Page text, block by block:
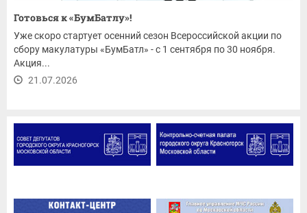
Готовься к «БумБатлу»!
Уже скоро стартует осенний сезон Всероссийской акции по
сбору макулатуры «БумБатл» - с 1 сентября по 30 ноября.
Акция...
21.07.2026